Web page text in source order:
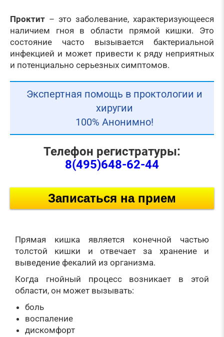
Проктит – это заболевание, характеризующееся
наличием гноя в области прямой кишки. Это
состояние часто вызывается бактериальной
инфекцией и может привести к ряду неприятных
и потенциально серьезных симптомов.
Экспертная помощь в проктологии и
хиругии
100% Анонимно!
Телефон регистратуры:
8(495)648-62-44
Записаться на прием
Прямая кишка является конечной частью
толстой кишки и отвечает за хранение и
выведение фекалий из организма.
Когда гнойный процесс возникает в этой
области, он может вызывать:
боль
воспаление
дискомфорт